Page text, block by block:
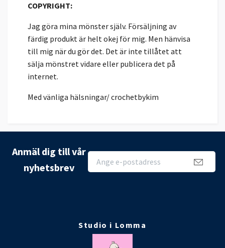
COPYRIGHT:
Jag göra mina mönster själv. Försäljning av
färdig produkt är helt okej för mig. Men hänvisa
till mig när du gör det. Det är inte tillåtet att
sälja mönstret vidare eller publicera det på
internet.
Med vänliga hälsningar/ crochetbykim
Anmäl dig till vår
nyhetsbrev
Studio i Lomma